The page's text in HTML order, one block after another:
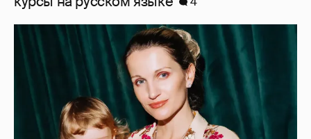
Женя Малахова с дочерью, Анастасия
Меськова с семьёй и другие звёзды
посетили премьеру фильма "Смешарики
сквозь вселенные"